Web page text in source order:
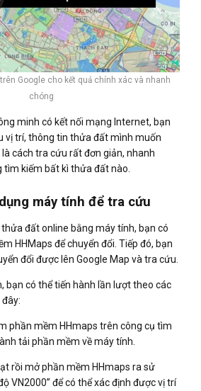
Google cho kết quả chính xác và nhanh
chóng
minh có kết nối mạng Internet, bạn
vị trí, thông tin thửa đất mình muốn
cách tra cứu rất đơn giản, nhanh
tìm kiếm bất kì thửa đất nào.
máy tính để tra cứu
đất online bằng máy tính, bạn có
HHMaps để chuyển đổi. Tiếp đó, bạn
đổi được lên Google Map và tra cứu.
bạn có thể tiến hành lần lượt theo các
phần mềm HHmaps trên công cụ tìm
tải phần mềm về máy tính.
rồi mở phần mềm HHmaps ra sử
VN2000” để có thể xác định được vị trí